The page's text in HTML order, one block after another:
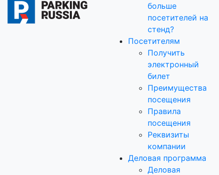
больше
посетителей на
стенд?
Посетителям
Получить
электронный
билет
Преимущества
посещения
Правила
посещения
Реквизиты
компании
Деловая программа
Деловая